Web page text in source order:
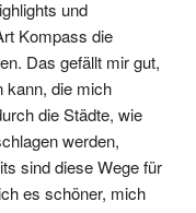
und
Kompass die
Das gefällt mir gut,
kann, die mich
die Städte, wie
werden,
sind diese Wege für
es schöner, mich